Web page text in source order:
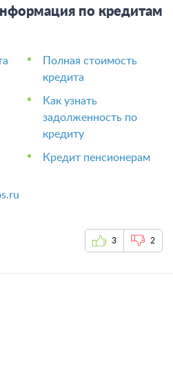
по кредитам
Полная стоимость
кредита
Как узнать
задолженность по
кредиту
Кредит пенсионерам
3 2